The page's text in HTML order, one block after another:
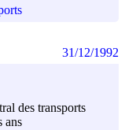
des transports
ans
31/12/1992